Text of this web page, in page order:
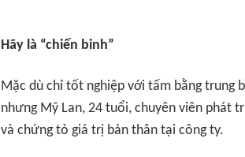
Hãy là “chiến binh”
Mặc dù chỉ tốt nghiệp với tấm bằng trung
nhưng Mỹ Lan, 24 tuổi, chuyên viên phát
và chứng tỏ giá trị bản thân tại công ty.